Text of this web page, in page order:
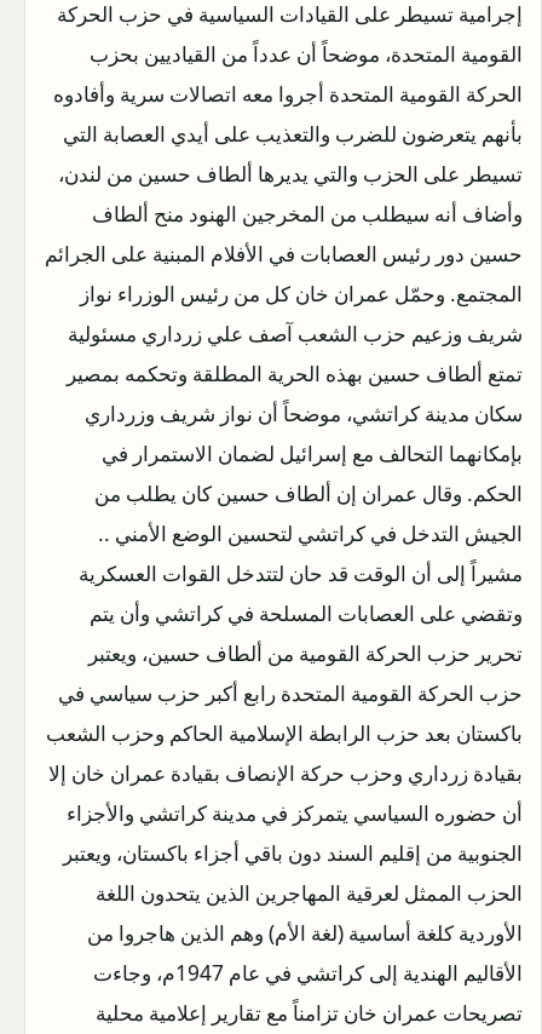
إجرامية تسيطر على القيادات السياسية في حزب الحركة
القومية المتحدة، موضحاً أن عدداً من القياديين بحزب
الحركة القومية المتحدة أجروا معه اتصالات سرية وأفادوه
بأنهم يتعرضون للضرب والتعذيب على أيدي العصابة التي
تسيطر على الحزب والتي يديرها ألطاف حسين من لندن،
وأضاف أنه سيطلب من المخرجين الهنود منح ألطاف
حسين دور رئيس العصابات في الأفلام المبنية على الجرائم
المجتمع. وحمّل عمران خان كل من رئيس الوزراء نواز
شريف وزعيم حزب الشعب آصف علي زرداري مسئولية
تمتع ألطاف حسين بهذه الحرية المطلقة وتحكمه بمصير
سكان مدينة كراتشي، موضحاً أن نواز شريف وزرداري
بإمكانهما التحالف مع إسرائيل لضمان الاستمرار في
الحكم. وقال عمران إن ألطاف حسين كان يطلب من
الجيش التدخل في كراتشي لتحسين الوضع الأمني ..
مشيراً إلى أن الوقت قد حان لتتدخل القوات العسكرية
وتقضي على العصابات المسلحة في كراتشي وأن يتم
تحرير حزب الحركة القومية من ألطاف حسين، ويعتبر
حزب الحركة القومية المتحدة رابع أكبر حزب سياسي في
باكستان بعد حزب الرابطة الإسلامية الحاكم وحزب الشعب
بقيادة زرداري وحزب حركة الإنصاف بقيادة عمران خان إلا
أن حضوره السياسي يتمركز في مدينة كراتشي والأجزاء
الجنوبية من إقليم السند دون باقي أجزاء باكستان، ويعتبر
الحزب الممثل لعرقية المهاجرين الذين يتحدون اللغة
الأوردية كلغة أساسية (لغة الأم) وهم الذين هاجروا من
الأقاليم الهندية إلى كراتشي في عام 1947م، وجاءت
تصريحات عمران خان تزامناً مع تقارير إعلامية محلية